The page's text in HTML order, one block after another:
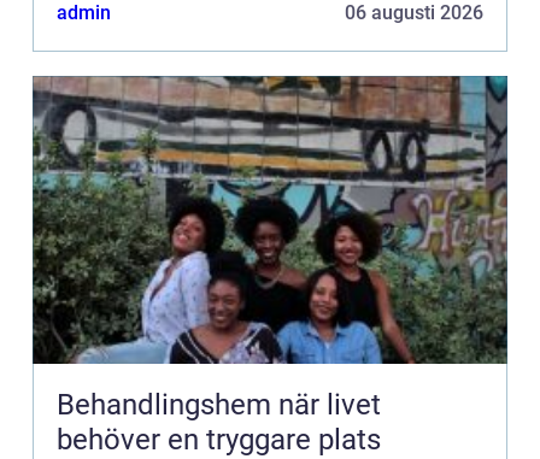
admin 06 augusti 2026
Behandlingshem när livet
behöver en tryggare plats